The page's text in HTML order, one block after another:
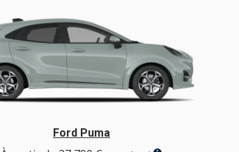
Ford Puma